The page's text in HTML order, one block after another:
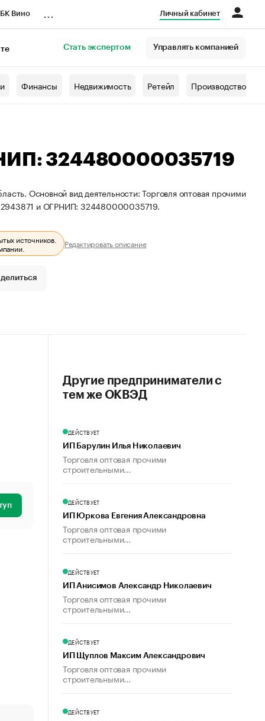
Вино Личный кабинет
Стать экспертом Управлять компанией
Финансы Недвижимость Ретейл Производство
324480000035719
Основной вид деятельности: Торговля оптовая прочими
и ОГРНИП: 324480000035719.
источников.
Редактировать описание
Другие предприниматели с
тем же ОКВЭД
ДЕЙСТВУЕТ
ИП Барулин Илья Николаевич
Торговля оптовая прочими
строительными...
ДЕЙСТВУЕТ
ИП Юркова Евгения Александровна
Торговля оптовая прочими
строительными...
ДЕЙСТВУЕТ
ИП Анисимов Александр Николаевич
Торговля оптовая прочими
строительными...
ДЕЙСТВУЕТ
ИП Щуплов Максим Александрович
Торговля оптовая прочими
строительными...
ДЕЙСТВУЕТ